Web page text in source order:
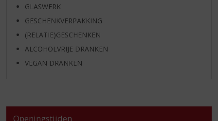
GLASWERK
GESCHENKVERPAKKING
(RELATIE)GESCHENKEN
ALCOHOLVRIJE DRANKEN
VEGAN DRANKEN
Openingstijden